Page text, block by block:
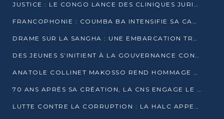
JUSTICE : LE CONGO LANCE DES CLINIQUES JURIDIQUES POUR RAPPROCHER LE DROIT DES CITOYENS
FRANCOPHONIE : COUMBA BA INTENSIFIE SA CAMPAGNE POUR LA SUCCESSION À LA TÊTE DE L’OIF
DRAME SUR LA SANGHA : UNE EMBARCATION TRANSPORTANT DES FIDÈLES DE « NZAMBÉ YA L’HUILE » FAIT NAUFRAGE À OUESSO
DES JEUNES S’INITIENT À LA GOUVERNANCE CONTINENTALE À BRAZZAVILLE
ANATOLE COLLINET MAKOSSO REND HOMMAGE À JEAN-PAUL PIGASSE
70 ANS APRÈS SA CRÉATION, LA CNS ENGAGE LE VIRAGE DE LA DIGITALISATION
LUTTE CONTRE LA CORRUPTION : LA HALC APPELLE À PASSER DES DISCOURS AUX ACTES